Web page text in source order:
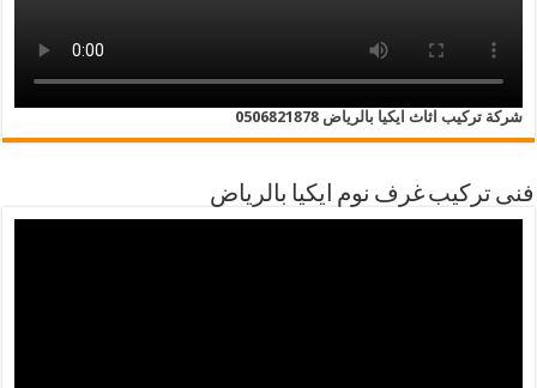
شركة تركيب اثاث ايكيا بالرياض 0506821878
فنى تركيب غرف نوم ايكيا بالرياض